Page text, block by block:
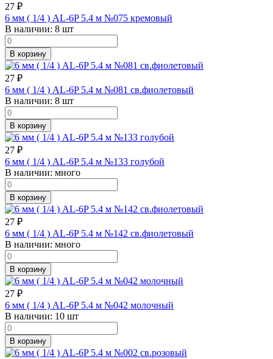
27 ₽
6 мм ( 1/4 ) AL-6P 5.4 м №075 кремовый
В наличии: 8 шт
В корзину
27 ₽
6 мм ( 1/4 ) AL-6P 5.4 м №081 св.фиолетовый
В наличии: 8 шт
В корзину
27 ₽
6 мм ( 1/4 ) AL-6P 5.4 м №133 голубой
В наличии: много
В корзину
27 ₽
6 мм ( 1/4 ) AL-6P 5.4 м №142 св.фиолетовый
В наличии: много
В корзину
27 ₽
6 мм ( 1/4 ) AL-6P 5.4 м №042 молочный
В наличии: 10 шт
В корзину